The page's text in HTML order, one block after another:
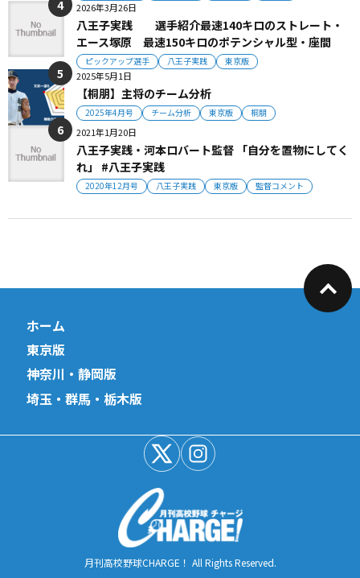
2026年3月26日
八王子実践 選手紹介最速140キロのストレート・
エース塚原 最速150キロのポテンシャル型・座間
ピックアップ選手 八王子実践 東京版
2025年5月1日
【桐朋】主将のチーム分析
2025年4月号 チーム分析 東京版 桐朋
2021年1月20日
八王子実践・河本ロバート監督 「自分を置物にしてく
れ」 #八王子実践
2020年12月号 八王子実践 東京版 監督コメント
ホーム
東京版
神奈川・静岡版
埼玉・群馬・栃木版
月刊高校野球CHARGE！ All Rights Reserved.